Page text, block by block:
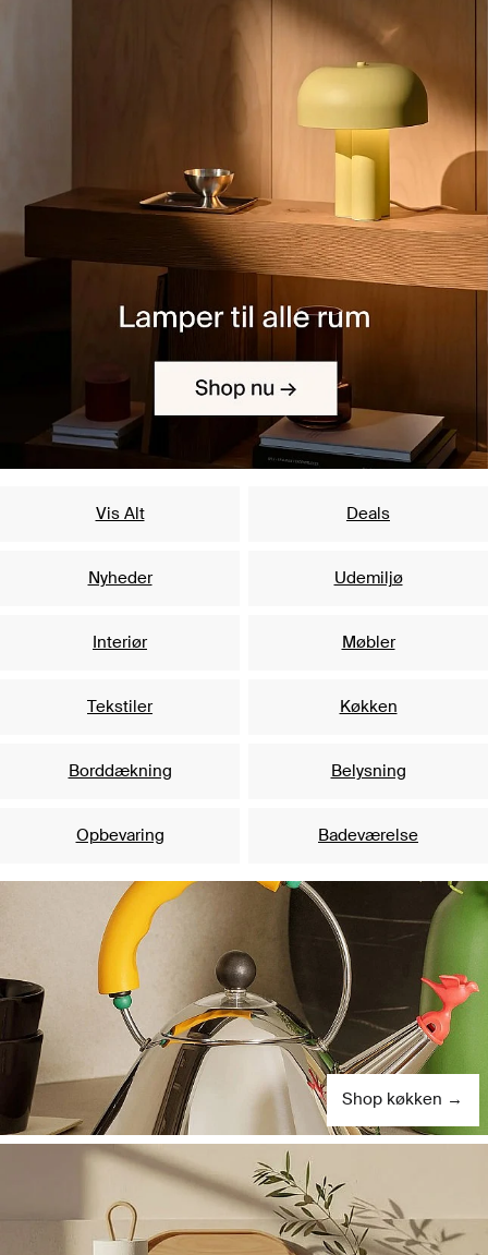
Vis Alt Deals
Nyheder Udemiljø
Interiør Møbler
Tekstiler Køkken
Borddækning Belysning
Opbevaring Badeværelse
Shop køkken →